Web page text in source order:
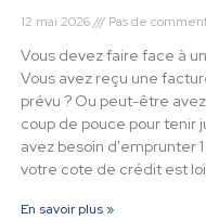
12 mai 2026 Pas de
Vous devez faire face à
Vous avez reçu une
prévu ? Ou peut-être
coup de pouce pour tenir
avez besoin d'emprunter
votre cote de crédit est
En savoir plus »